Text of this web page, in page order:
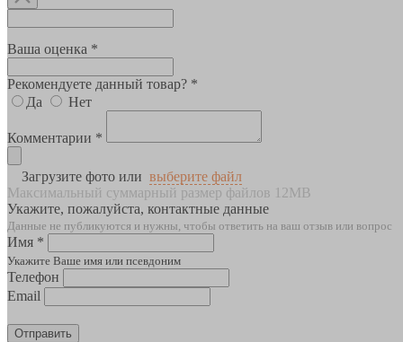
Ваша оценка *
Рекомендуете данный товар? *
Да
Нет
Комментарии *
Загрузите фото или выберите файл
Максимальный суммарный размер файлов 12MB
Укажите, пожалуйста, контактные данные
Данные не публикуются и нужны, чтобы ответить на ваш отзыв или вопрос
Имя *
Укажите Ваше имя или псевдоним
Телефон
Email
Отправить